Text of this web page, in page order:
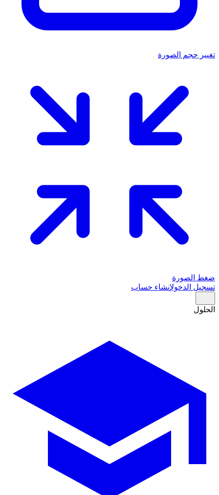
تغيير حجم الصورة
ضغط الصورة
تسجيل الدخولإنشاء حساب
الحلول